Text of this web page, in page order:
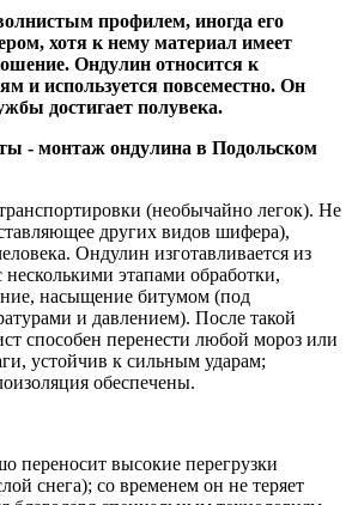
профилем, иногда его
хотя к нему материал имеет
Ондулин относится к
и используется повсеместно. Он
достигает полувека.
(необычайно легок). Не
других видов шифера),
Ондулин изготавливается из
этапами обработки,
насыщение битумом (под
и давлением). После такой
способен перенести любой мороз или
устойчив к сильным ударам;
обеспечены.
переносит высокие перегрузки
снега); со временем он не теряет